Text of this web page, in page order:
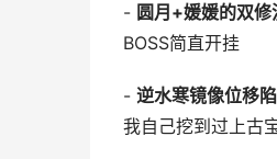
- 圆月+媛媛的双修
BOSS简直开挂
- 逆水寒镜像位移
我自己挖到过上古